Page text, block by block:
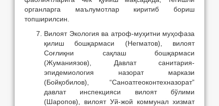
органларга маълумотлар киритиб бориш
топширилсин.
Вилоят Экология ва атроф-муҳитни муҳофаза
қилиш бошқармаси (Негматов), вилоят
Соғлиқни сақлаш бошқармаси
(Жуманиязов), Давлат санитария-
эпидемиология назорат маркази
(Бойқобилов), “Саноатгеоконтехназорат”
давлат инспекцияси вилоят бўлими
(Шаропов), вилоят Уй-жой коммунал хизмат